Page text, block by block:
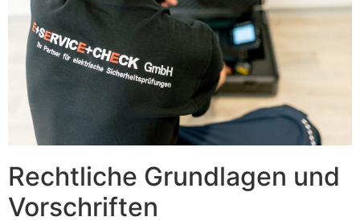
Rechtliche Grundlagen und
Vorschriften